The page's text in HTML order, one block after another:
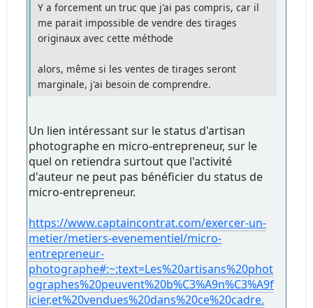
Y a forcement un truc que j'ai pas compris, car il
me parait impossible de vendre des tirages
originaux avec cette méthode
alors, même si les ventes de tirages seront
marginale, j'ai besoin de comprendre.
Un lien intéressant sur le status d'artisan
photographe en micro-entrepreneur, sur le
quel on retiendra surtout que l'activité
d'auteur ne peut pas bénéficier du status de
micro-entrepreneur.
https://www.captaincontrat.com/exercer-un-
metier/metiers-evenementiel/micro-
entrepreneur-
photographe#:~:text=Les%20artisans%20phot
ographes%20peuvent%20b%C3%A9n%C3%A9f
icier,et%20vendues%20dans%20ce%20cadre.